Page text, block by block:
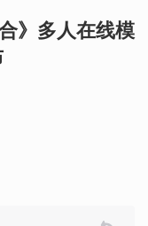
》多人在线模